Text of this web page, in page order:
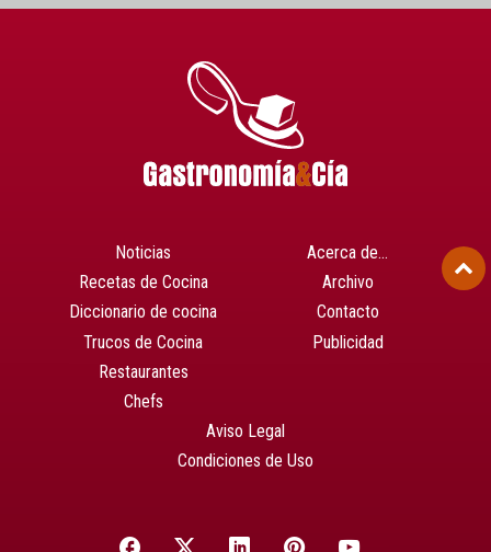
Noticias
Recetas de Cocina
Diccionario de cocina
Trucos de Cocina
Restaurantes
Chefs
Acerca de…
Archivo
Contacto
Publicidad
Aviso Legal
Condiciones de Uso